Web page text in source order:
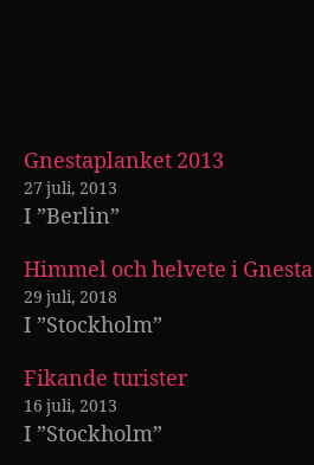
Gnestaplanket 2013
27 juli, 2013
I ”Berlin”
Himmel och helvete i Gnesta
29 juli, 2018
I ”Stockholm”
Fikande turister
16 juli, 2013
I ”Stockholm”